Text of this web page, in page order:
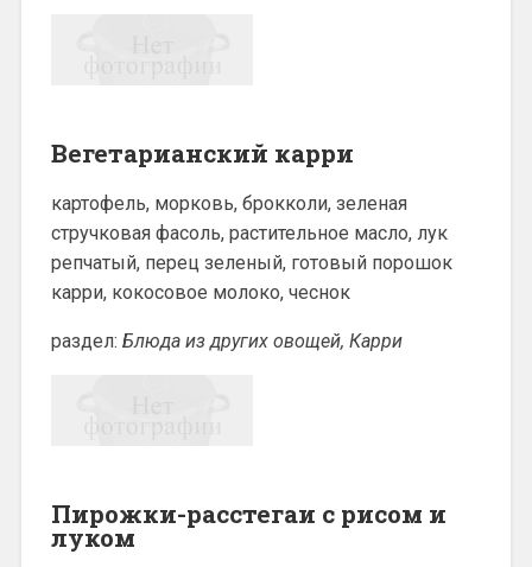
Вегетарианский карри
картофель, морковь, брокколи, зеленая
стручковая фасоль, растительное масло, лук
репчатый, перец зеленый, готовый порошок
карри, кокосовое молоко, чеснок
раздел: Блюда из других овощей, Карри
Пирожки-расстегаи с рисом и
луком